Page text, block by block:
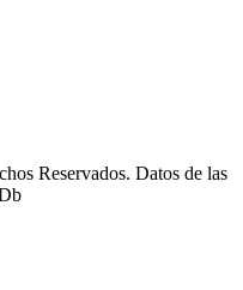
Reservados. Datos de las